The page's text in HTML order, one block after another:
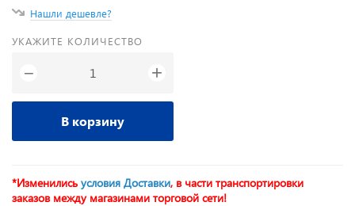
Нашли дешевле?
УКАЖИТЕ КОЛИЧЕСТВО
− +
В корзину
*Изменились условия Доставки, в части транспортировки
заказов между магазинами торговой сети!